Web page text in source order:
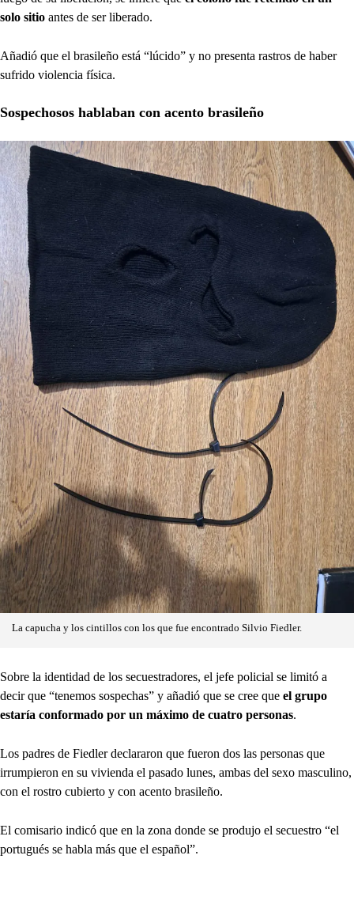
solo sitio antes de ser liberado.
Añadió que el brasileño está “lúcido” y no presenta rastros de haber
sufrido violencia física.
Sospechosos hablaban con acento brasileño
La capucha y los cintillos con los que fue encontrado Silvio Fiedler.
Sobre la identidad de los secuestradores, el jefe policial se limitó a
decir que “tenemos sospechas” y añadió que se cree que el grupo
estaría conformado por un máximo de cuatro personas.
Los padres de Fiedler declararon que fueron dos las personas que
irrumpieron en su vivienda el pasado lunes, ambas del sexo masculino,
con el rostro cubierto y con acento brasileño.
El comisario indicó que en la zona donde se produjo el secuestro “el
portugués se habla más que el español”.